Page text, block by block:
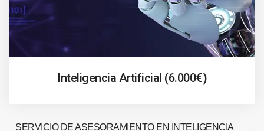
Inteligencia Artificial (6.000€)
SERVICIO DE ASESORAMIENTO EN INTELIGENCIA